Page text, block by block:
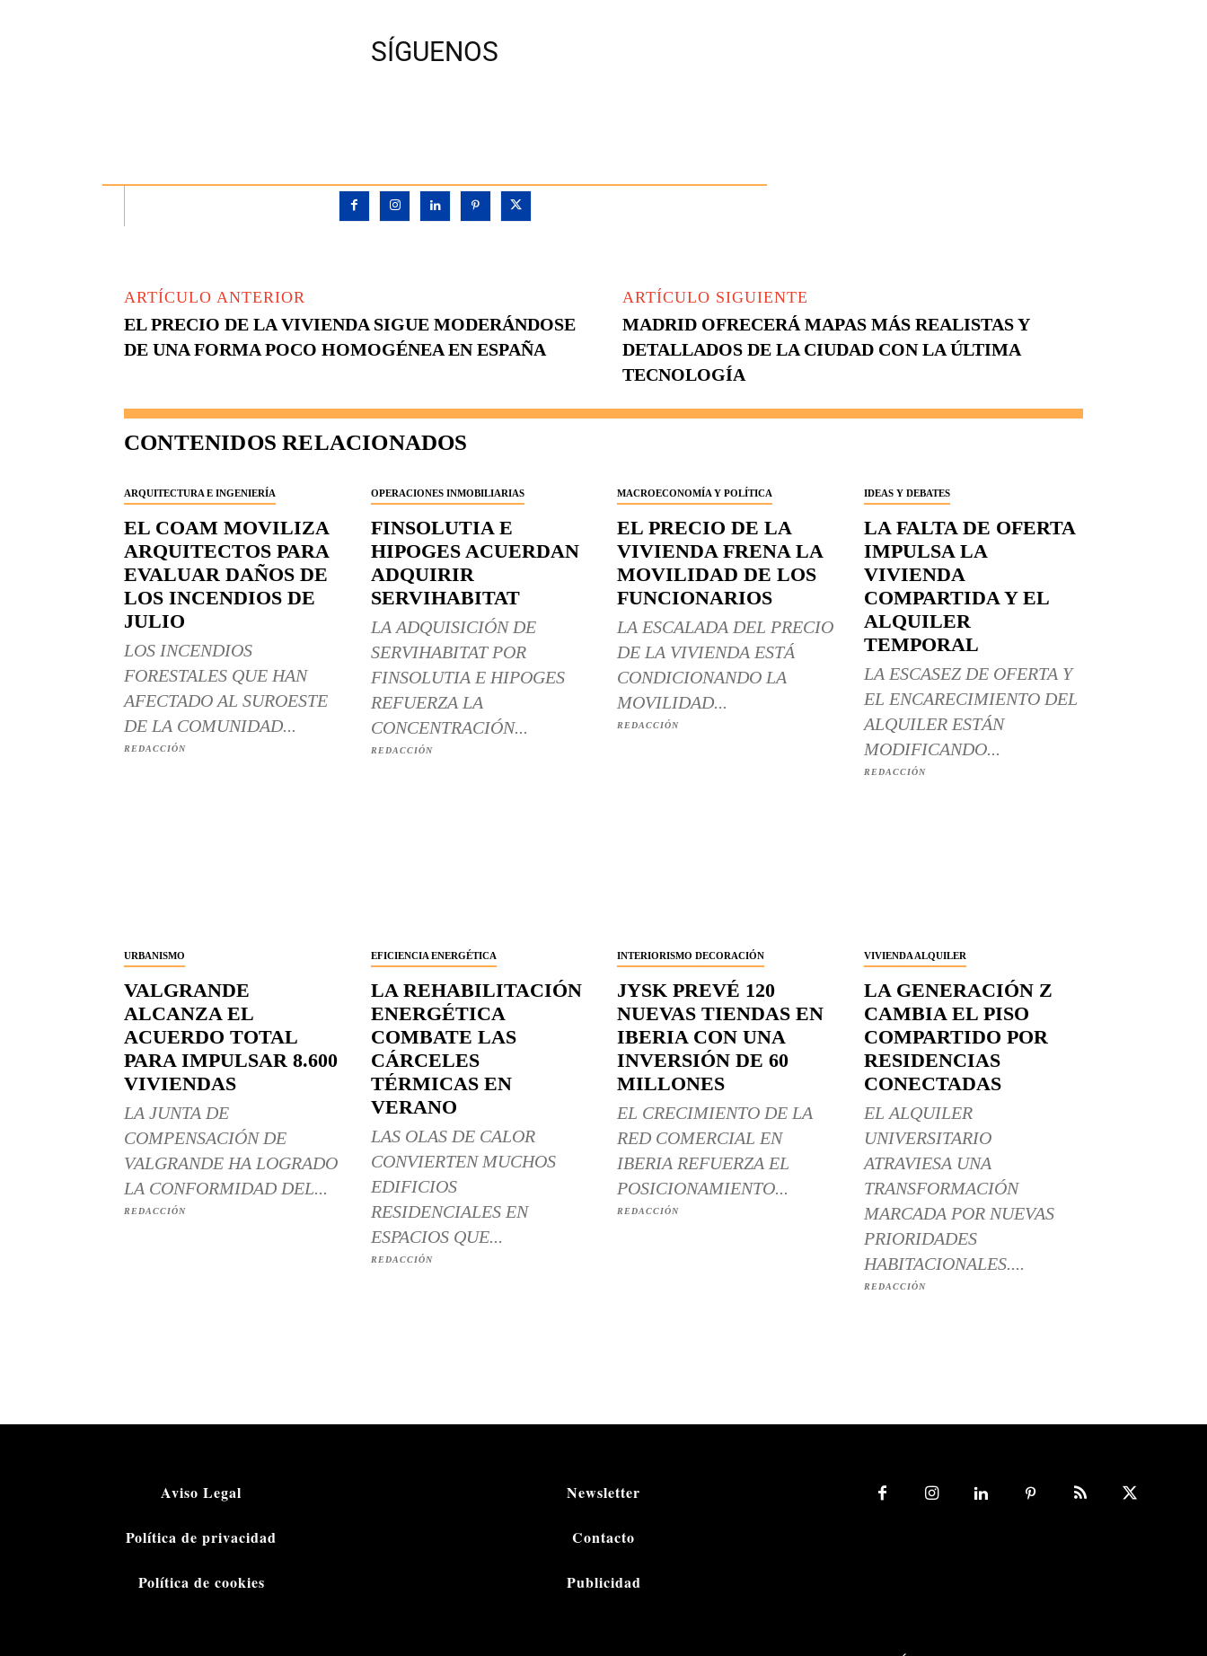
SÍGUENOS
ARTÍCULO ANTERIOR
EL PRECIO DE LA VIVIENDA SIGUE MODERÁNDOSE
DE UNA FORMA POCO HOMOGÉNEA EN ESPAÑA
ARTÍCULO SIGUIENTE
MADRID OFRECERÁ MAPAS MÁS REALISTAS Y
DETALLADOS DE LA CIUDAD CON LA ÚLTIMA
TECNOLOGÍA
CONTENIDOS RELACIONADOS
ARQUITECTURA E INGENIERÍA
EL COAM MOVILIZA
ARQUITECTOS PARA
EVALUAR DAÑOS DE
LOS INCENDIOS DE
JULIO
LOS INCENDIOS
FORESTALES QUE HAN
AFECTADO AL SUROESTE
DE LA COMUNIDAD...
REDACCIÓN
OPERACIONES INMOBILIARIAS
FINSOLUTIA E
HIPOGES ACUERDAN
ADQUIRIR
SERVIHABITAT
LA ADQUISICIÓN DE
SERVIHABITAT POR
FINSOLUTIA E HIPOGES
REFUERZA LA
CONCENTRACIÓN...
REDACCIÓN
MACROECONOMÍA Y POLÍTICA
EL PRECIO DE LA
VIVIENDA FRENA LA
MOVILIDAD DE LOS
FUNCIONARIOS
LA ESCALADA DEL PRECIO
DE LA VIVIENDA ESTÁ
CONDICIONANDO LA
MOVILIDAD...
REDACCIÓN
IDEAS Y DEBATES
LA FALTA DE OFERTA
IMPULSA LA
VIVIENDA
COMPARTIDA Y EL
ALQUILER
TEMPORAL
LA ESCASEZ DE OFERTA Y
EL ENCARECIMIENTO DEL
ALQUILER ESTÁN
MODIFICANDO...
REDACCIÓN
URBANISMO
VALGRANDE
ALCANZA EL
ACUERDO TOTAL
PARA IMPULSAR 8.600
VIVIENDAS
LA JUNTA DE
COMPENSACIÓN DE
VALGRANDE HA LOGRADO
LA CONFORMIDAD DEL...
REDACCIÓN
EFICIENCIA ENERGÉTICA
LA REHABILITACIÓN
ENERGÉTICA
COMBATE LAS
CÁRCELES
TÉRMICAS EN
VERANO
LAS OLAS DE CALOR
CONVIERTEN MUCHOS
EDIFICIOS
RESIDENCIALES EN
ESPACIOS QUE...
REDACCIÓN
INTERIORISMO DECORACIÓN
JYSK PREVÉ 120
NUEVAS TIENDAS EN
IBERIA CON UNA
INVERSIÓN DE 60
MILLONES
EL CRECIMIENTO DE LA
RED COMERCIAL EN
IBERIA REFUERZA EL
POSICIONAMIENTO...
REDACCIÓN
VIVIENDA ALQUILER
LA GENERACIÓN Z
CAMBIA EL PISO
COMPARTIDO POR
RESIDENCIAS
CONECTADAS
EL ALQUILER
UNIVERSITARIO
ATRAVIESA UNA
TRANSFORMACIÓN
MARCADA POR NUEVAS
PRIORIDADES
HABITACIONALES....
REDACCIÓN
Aviso Legal
Política de privacidad
Política de cookies
Newsletter
Contacto
Publicidad